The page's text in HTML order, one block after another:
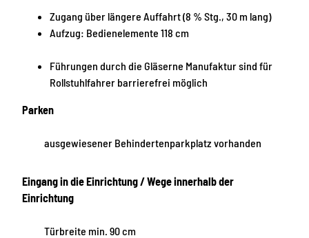
Zugang über längere Auffahrt (8 % Stg., 30 m lang)
Aufzug: Bedienelemente 118 cm
Führungen durch die Gläserne Manufaktur sind für
Rollstuhlfahrer barrierefrei möglich
Parken
ausgewiesener Behindertenparkplatz vorhanden
Eingang in die Einrichtung / Wege innerhalb der
Einrichtung
Türbreite min. 90 cm